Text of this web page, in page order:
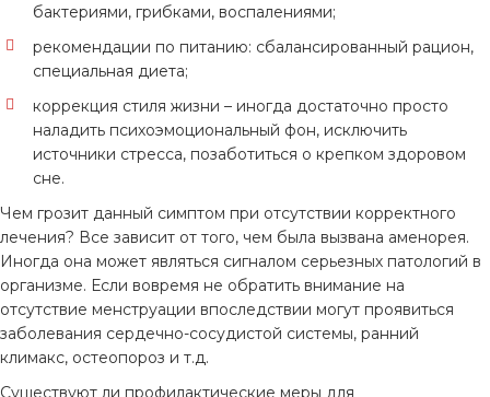
бактериями, грибками, воспалениями;
рекомендации по питанию: сбалансированный рацион,
специальная диета;
коррекция стиля жизни – иногда достаточно просто
наладить психоэмоциональный фон, исключить
источники стресса, позаботиться о крепком здоровом
сне.
Чем грозит данный симптом при отсутствии корректного
лечения? Все зависит от того, чем была вызвана аменорея.
Иногда она может являться сигналом серьезных патологий в
организме. Если вовремя не обратить внимание на
отсутствие менструации впоследствии могут проявиться
заболевания сердечно-сосудистой системы, ранний
климакс, остеопороз и т.д.
Существуют ли профилактические меры для